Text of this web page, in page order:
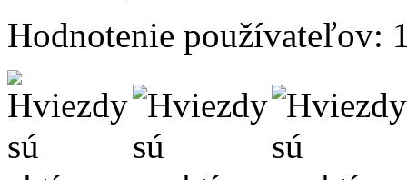
Hodnotenie používateľov: